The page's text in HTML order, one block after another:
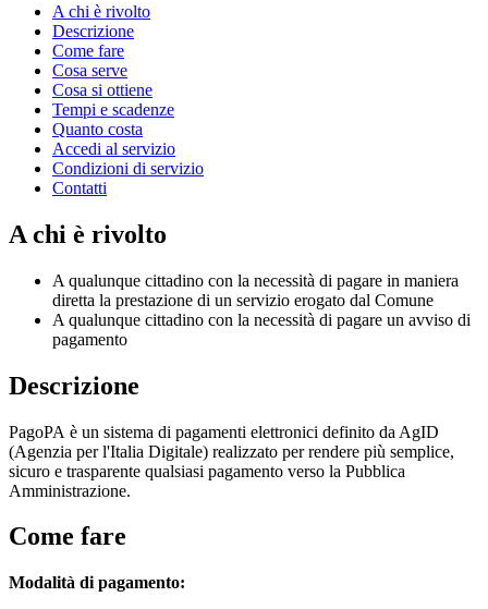
A chi è rivolto
Descrizione
Come fare
Cosa serve
Cosa si ottiene
Tempi e scadenze
Quanto costa
Accedi al servizio
Condizioni di servizio
Contatti
A chi è rivolto
A qualunque cittadino con la necessità di pagare in maniera
diretta la prestazione di un servizio erogato dal Comune
A qualunque cittadino con la necessità di pagare un avviso di
pagamento
Descrizione
PagoPA è un sistema di pagamenti elettronici definito da AgID
(Agenzia per l'Italia Digitale) realizzato per rendere più semplice,
sicuro e trasparente qualsiasi pagamento verso la Pubblica
Amministrazione.
Come fare
Modalità di pagamento: